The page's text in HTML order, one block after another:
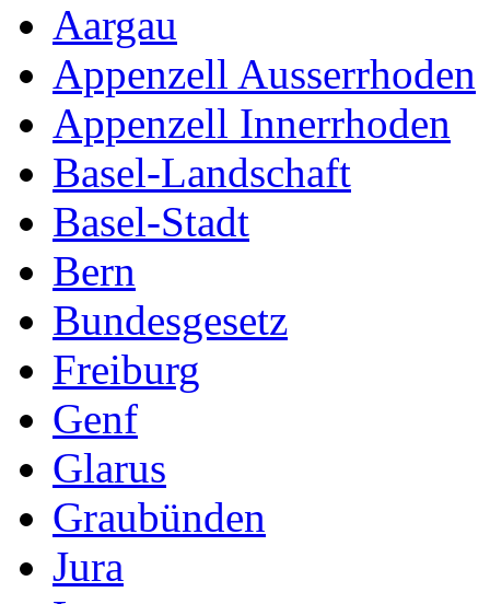
Aargau
Appenzell Ausserrhoden
Appenzell Innerrhoden
Basel-Landschaft
Basel-Stadt
Bern
Bundesgesetz
Freiburg
Genf
Glarus
Graubünden
Jura